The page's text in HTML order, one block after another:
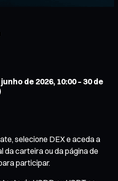
de 2026, 10:00 – 30 de
selecione DEX e aceda a
da carteira ou da página de
participar.